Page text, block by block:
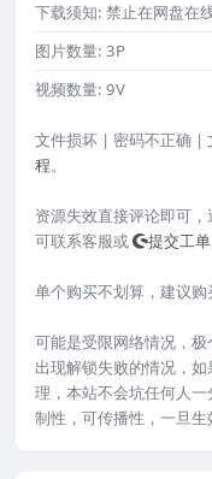
下载须知: 禁止在网盘在
图片数量: 3P
视频数量: 9V
文件损坏 | 密码不正确 |
程。
资源失效直接评论即可，
可联系客服或
提交工单
单个购买不划算，建议购
可能是受限网络情况，
出现解锁失败的情况，
理，本站不会坑任何人
制性，可传播性，一旦生